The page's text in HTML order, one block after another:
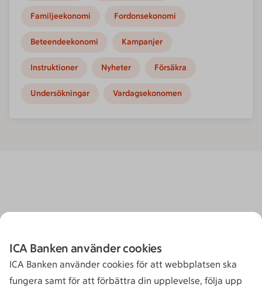
Familjeekonomi Fordonsekonomi
Beteendeekonomi Kampanjer
Instruktioner Nyheter Försäkra
Undersökningar Vardagsekonomen
ICA Banken använder cookies
ICA Banken använder cookies för att webbplatsen ska
fungera samt för att förbättra din upplevelse, följa upp